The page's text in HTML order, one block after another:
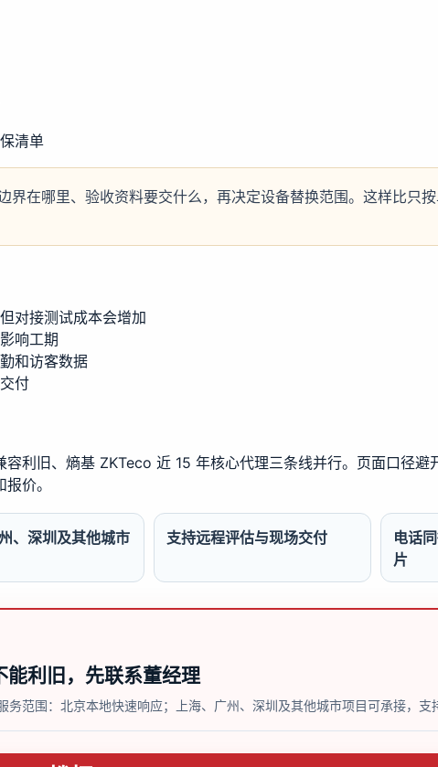
清单
界在哪里、验收资料要交什么，再决定设备替换范围。这样比只
对接测试成本会增加
响工期
和访客数据
付
利旧、熵基 ZKTeco 近 15 年核心代理三条线并行。页面口径避
价。
、深圳及其他城市
支持远程评估与现场交付
电话
片
利旧，先联系董经理
务范围：北京本地快速响应；上海、广州、深圳及其他城市项目可承接，支